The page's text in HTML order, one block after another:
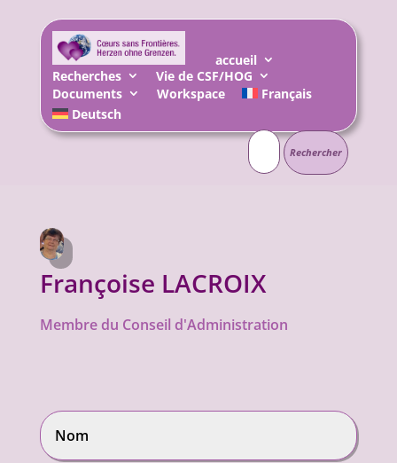
accueil
Recherches
Vie de CSF/HOG
Documents
Workspace
Français
Deutsch
Rechercher :
Françoise LACROIX
Membre du Conseil d'Administration